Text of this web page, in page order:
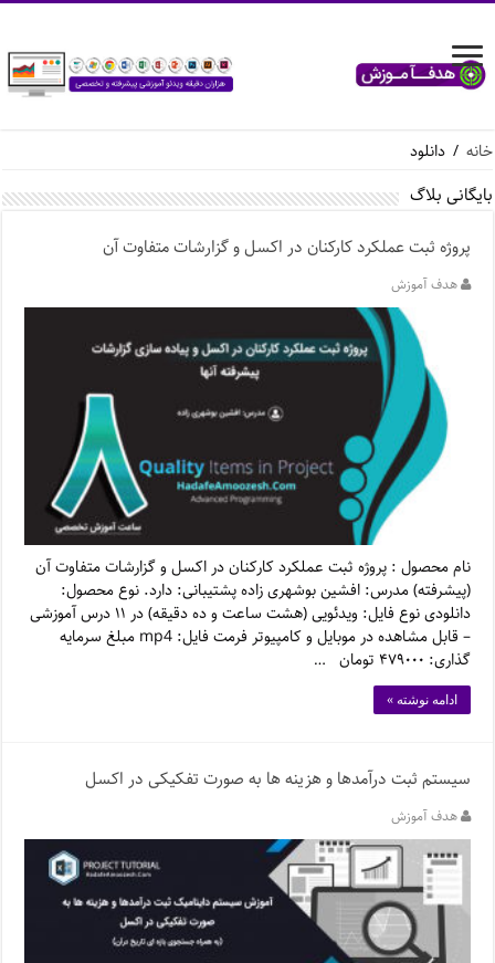
خانه / دانلود
بایگانی بلاگ
پروژه ثبت عملکرد کارکنان در اکسل و گزارشات متفاوت آن
هدف آموزش
نام محصول : پروژه ثبت عملکرد کارکنان در اکسل و گزارشات متفاوت آن
(پیشرفته) مدرس: افشین بوشهری زاده پشتیبانی: دارد. نوع محصول:
دانلودی نوع فایل: ویدئویی (هشت ساعت و ده دقیقه) در ۱۱ درس آموزشی
– قابل مشاهده در موبایل و کامپیوتر فرمت فایل: mp4 مبلغ سرمایه
گذاری: ۴۷۹۰۰۰ تومان …
ادامه نوشته »
سیستم ثبت درآمدها و هزینه ها به صورت تفکیکی در اکسل
هدف آموزش